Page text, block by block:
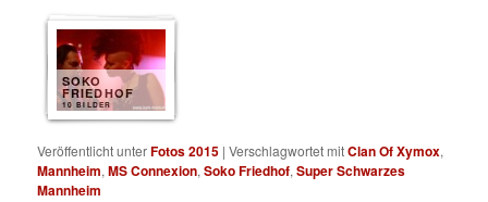
SOKO
FRIEDHOF
10 BILDER
Veröffentlicht unterFotos 2015 |Verschlagwortet mitClan Of Xymox,
Mannheim,MS Connexion,Soko Friedhof,Super Schwarzes
Mannheim